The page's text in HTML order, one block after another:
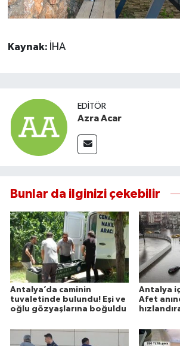
Kaynak: İHA
EDITÖR
Azra Acar
Bunlar da ilginizi çekebilir
Antalya’da caminin
tuvaletinde bulundu! Eşi ve
oğlu gözyaşlarına boğuldu
Antalya
Afet